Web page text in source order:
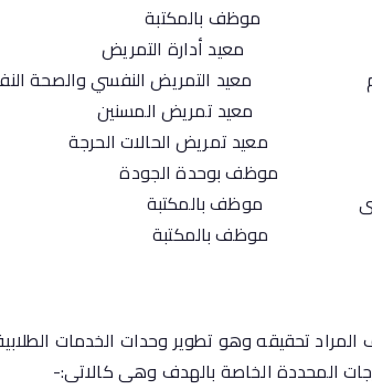
بالمكتبة
معيد أدارة التمريض
معيد التمريض النفسي والصحة
معيد تمريض المسنين
معيد تمريض الحالات الحرجة
موظف بوحدة الجودة
موظف بالمكتبة
موظف بالمكتبة
تحقيقه وهو تطوير وحدات الخدمات الطلابية
المحددة الخاصة بالهدف وهى كالاتى:-